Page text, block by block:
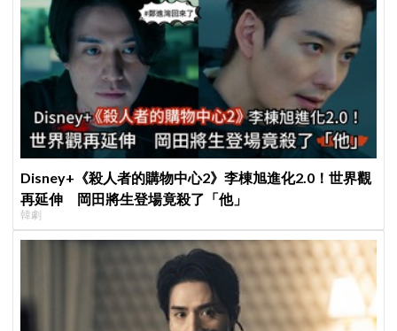
Disney+《殺人者的購物中心2》李棟旭進化2.0！世界觀
再延伸 岡田將生登場竟殺了「他」
韓劇